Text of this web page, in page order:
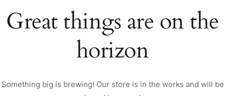
Great things are on the
horizon
Something big is brewing! Our store is in the works and will be